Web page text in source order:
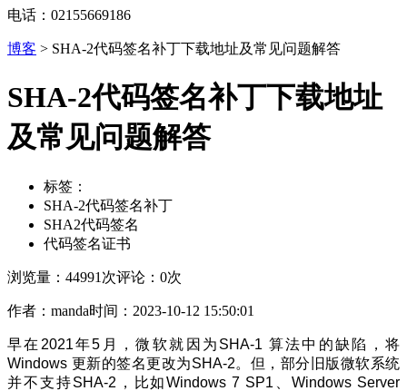
电话：02155669186
博客 > SHA-2代码签名补丁下载地址及常见问题解答
SHA-2代码签名补丁下载地址
及常见问题解答
标签：
SHA-2代码签名补丁
SHA2代码签名
代码签名证书
浏览量：44991次评论：0次
作者：manda时间：2023-10-12 15:50:01
早在2021年5月，微软就因为SHA-1 算法中的缺陷，将
Windows 更新的签名更改为SHA-2。但，部分旧版微软系统
并不支持SHA-2，比如Windows 7 SP1、Windows Server